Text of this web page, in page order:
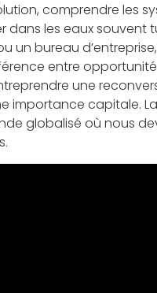
comprendre les
les eaux souvent
un bureau
entre
une
importance capitale.
globalisé où nous